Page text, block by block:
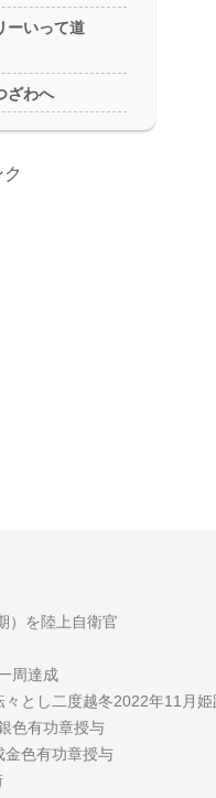
ーいって道
ざわへ
）を陸上自衛官
周達成
とし二度越冬2022年11月姫
色有功章授与
色有功章授与